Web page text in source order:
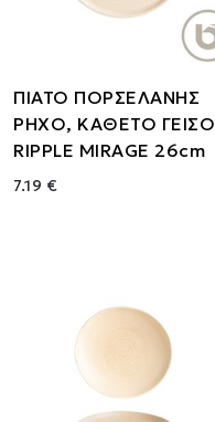
ΠΙΑΤΟ ΠΟΡΣΕΛΑΝΗΣ
ΡΗΧΟ, ΚΑΘΕΤΟ ΓΕΙΣΟ
RIPPLE MIRAGE 26cm
7.19 €